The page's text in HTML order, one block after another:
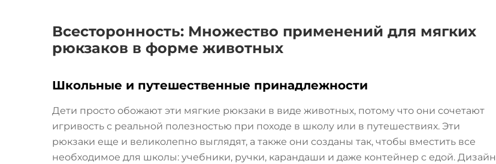
Всесторонность: Множество применений для мягких
рюкзаков в форме животных
Школьные и путешественные принадлежности
Дети просто обожают эти мягкие рюкзаки в виде животных, потому что они сочетают
игривость с реальной полезностью при походе в школу или в путешествиях. Эти
рюкзаки еще и великолепно выглядят, а также они созданы так, чтобы вместить все
необходимое для школы: учебники, ручки, карандаши и даже контейнер с едой. Дизайн